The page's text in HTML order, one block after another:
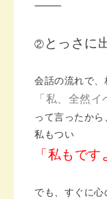
⸻
② とっさに
会話の流れで、
「私、全然
って言ったから
私もつい
「私もです
でも、すぐに心